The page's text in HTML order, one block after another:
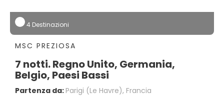
4 Destinazioni
MSC PREZIOSA
7 notti. Regno Unito, Germania,
Belgio, Paesi Bassi
Partenza da: Parigi (le Havre), Francia